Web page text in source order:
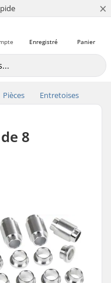
×
Panier
Enregistré
Pièces Entretoises
8